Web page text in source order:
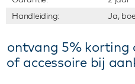
Handleiding:
Ja,
ontvang 5% korting
of accessoire bij